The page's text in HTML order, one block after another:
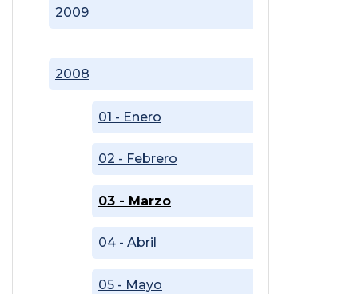
2008
01 - Enero
02 - Febrero
03 - Marzo
04 - Abril
05 - Mayo
2009